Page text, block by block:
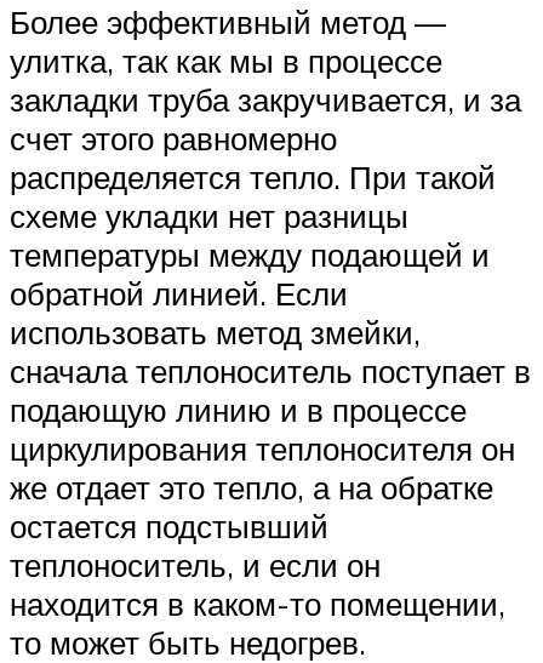
Более эффективный метод —
улитка, так как мы в процессе
закладки труба закручивается, и за
счет этого равномерно
распределяется тепло. При такой
схеме укладки нет разницы
температуры между подающей и
обратной линией. Если
использовать метод змейки,
сначала теплоноситель поступает в
подающую линию и в процессе
циркулирования теплоносителя он
же отдает это тепло, а на обратке
остается подстывший
теплоноситель, и если он
находится в каком-то помещении,
то может быть недогрев.